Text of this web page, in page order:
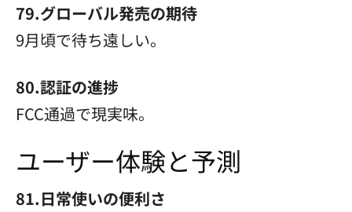
79.グローバル発売の期待
9月頃で待ち遠しい。
80.認証の進捗
FCC通過で現実味。
ユーザー体験と予測
81.日常使いの便利さ